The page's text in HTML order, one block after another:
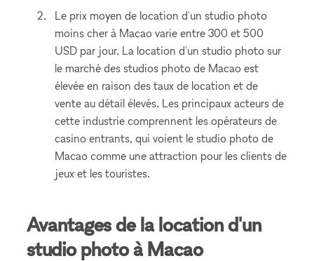
Le prix moyen de location d'un studio photo
moins cher à Macao varie entre 300 et 500
USD par jour. La location d'un studio photo sur
le marché des studios photo de Macao est
élevée en raison des taux de location et de
vente au détail élevés. Les principaux acteurs de
cette industrie comprennent les opérateurs de
casino entrants, qui voient le studio photo de
Macao comme une attraction pour les clients de
jeux et les touristes.
Avantages de la location d'un
studio photo à Macao